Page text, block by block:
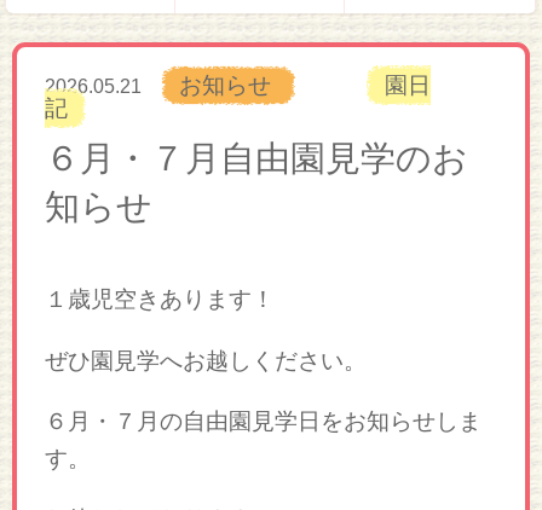
2026.05.21 お知らせ
園日
記
６月・７月自由園見学のお
知らせ
１歳児空きあります！
ぜひ園見学へお越しください。
６月・７月の自由園見学日をお知らせしま
す。